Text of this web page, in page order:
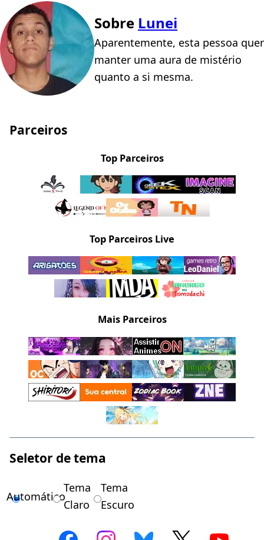
Sobre Lunei
Aparentemente, esta pessoa quer
manter uma aura de mistério
quanto a si mesma.
Parceiros
Top Parceiros
Top Parceiros Live
Mais Parceiros
Seletor de tema
Automático
Tema
Claro
Tema
Escuro